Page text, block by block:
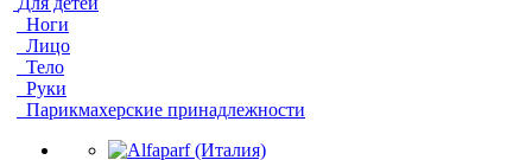
Ноги
Лицо
Тело
Руки
Парикмахерские принадлежности